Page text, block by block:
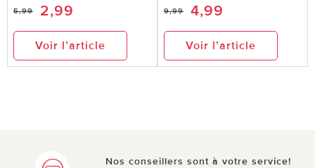
5,99 2,99
Voir l’article
9,99 4,99
Voir l’article
Nos conseillers sont à votre service!